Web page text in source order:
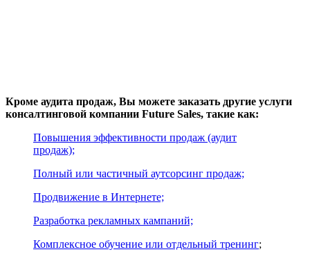
Кроме аудита продаж, Вы можете заказать другие услуги
консалтинговой компании Future Sales, такие как:
Повышения эффективности продаж (аудит
продаж);
Полный или частичный аутсорсинг продаж;
Продвижение в Интернете;
Разработка рекламных кампаний;
Комплексное обучение или отдельный тренинг;